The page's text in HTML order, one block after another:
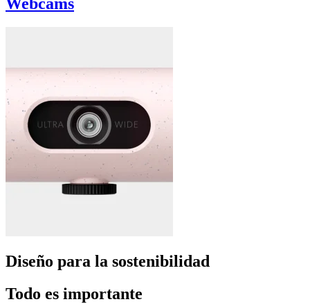
Diseño para la sostenibilidad
Todo es importante